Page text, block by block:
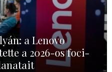
a Lenovo
a 2026-os foci-